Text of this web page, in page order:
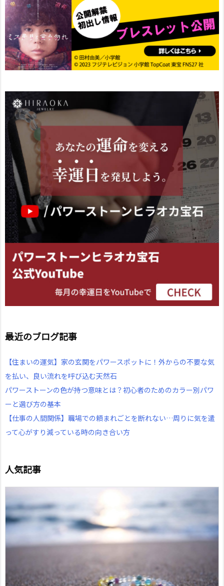
最近のブログ記事
【住まいの運気】家の玄関をパワースポットに！外からの不要な気
を払い、良い流れを呼び込む天然石
パワーストーンの色が持つ意味とは？初心者のためのカラー別パワ
ーと選び方の基本
【仕事の人間関係】職場での頼まれごとを断れない…周りに気を遣
って心がすり減っている時の向き合い方
人気記事